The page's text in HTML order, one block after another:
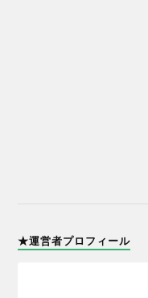
★運営者プロフィール